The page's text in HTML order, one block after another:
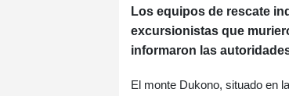
Los equipos de rescate
excursionistas que
informaron las
El monte Dukono, situado en